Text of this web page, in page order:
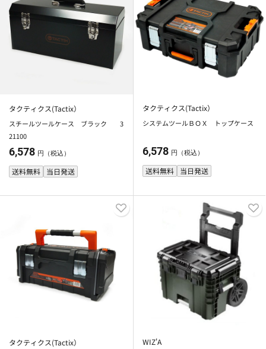
タクティクス(Tactix）
スチールツールケース ブラック 3
21100
6,578 円（税込）
送料無料 当日発送
タクティクス(Tactix）
システムツールＢＯＸ トップケース
6,578 円（税込）
送料無料 当日発送
タクティクス(Tactix） WIZ'A